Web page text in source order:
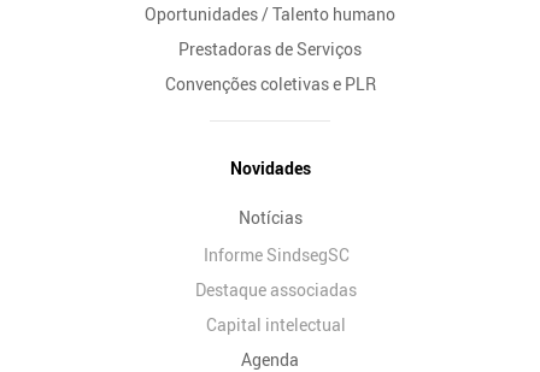
Oportunidades / Talento humano
Prestadoras de Serviços
Convenções coletivas e PLR
Novidades
Notícias
Informe SindsegSC
Destaque associadas
Capital intelectual
Agenda